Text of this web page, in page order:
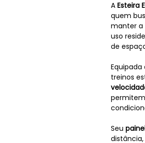
A Esteira
quem
manter a
uso
de
Equipada
treinos
Seu